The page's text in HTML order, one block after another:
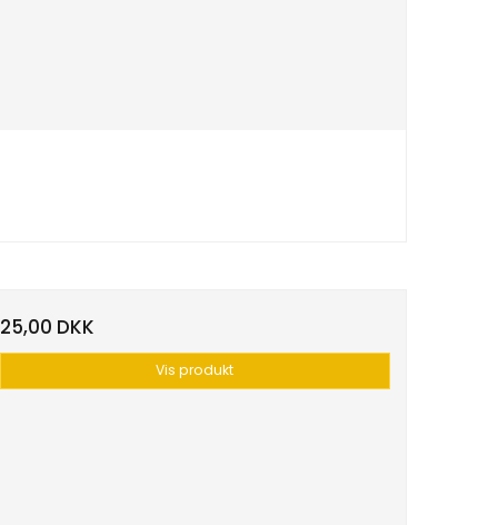
25,00 DKK
Vis produkt